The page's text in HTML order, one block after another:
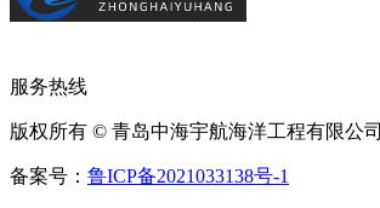
服务热线
版权所有 © 青岛中海宇航海洋工程有限公司
备案号： 鲁ICP备2021033138号-1